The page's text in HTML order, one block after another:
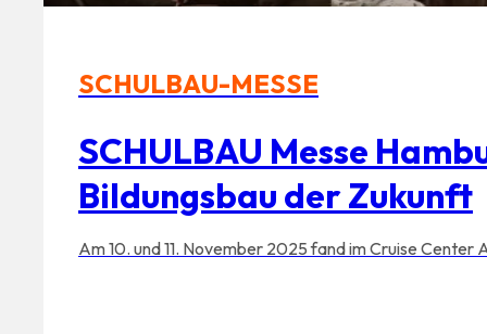
SCHULBAU-MESSE
SCHULBAU Messe
Bildungsbau der Zukunft
Am 10. und 11. November 2025 fand im Cruise